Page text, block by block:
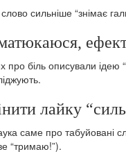
сильніше “знімає
біль описували ідею
лайку
саме про табуйовані
“тримаю!”).